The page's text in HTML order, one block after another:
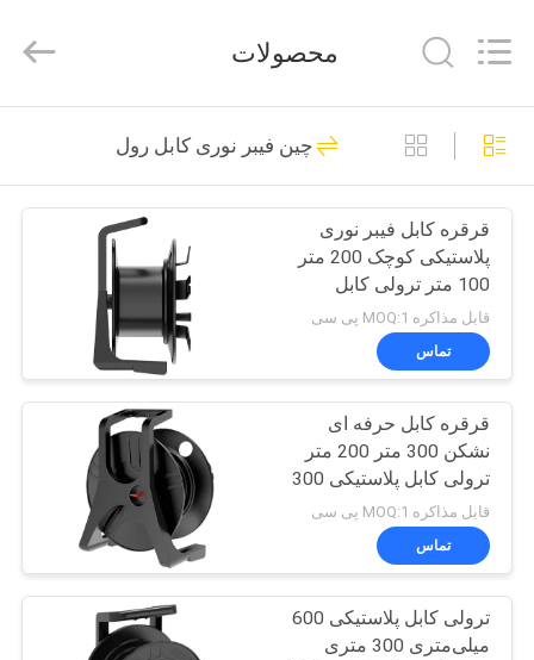
خانه
محصولات
درباره
تور
کارخانه
کنترل
کیفیت
Electronics&Communication
Rights
کابل فیبر نوری پچ
163
ماژول گیرنده نوری
113
50
محصولات
چین فیبر نوری کابل رول
قرقره کابل فیبر نوری
پلاستیکی کوچک 200 متر
100 متر ترولی کابل
پلاستیکی 200 متر 100 متر
قابل مذاکره MOQ:1 پی سی
تماس
قرقره کابل حرفه ای
نشکن 300 متر 200 متر
ترولی کابل پلاستیکی 300
متر 200 متر
قابل مذاکره MOQ:1 پی سی
تماس
ترولی کابل پلاستیکی 600
میلی‌متری 300 متری